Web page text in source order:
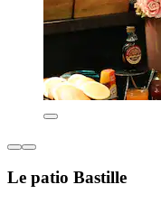
Le patio Bastille